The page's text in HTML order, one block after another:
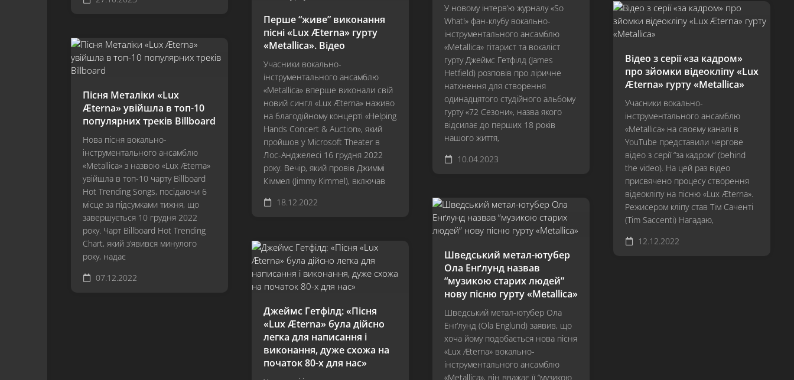
Garage
Inc.
St.
Anger
Death
Magnetic
Hardwired…
Self-
Destruct
S&M²
72
Seasons
У новому інтерв’ю журналу «So
What!» фан-клубу вокально-
інструментального ансамблю
«Metallica» гітарист та вокаліст
гурту Джеймс Гетфілд (James
Hetfield) розповів про ліричне
натхнення для створення
одинадцятого студійного альбому
гурту «72 Сезони», назва якого
відсилає до перших 18 років
нашого життя,
10.04.2023
Перше “живе” виконання
пісні «Lux Æterna» гурту
«Metallica». Відео
Учасники вокально-
інструментального ансамблю
«Metallica» вперше виконали свій
новий сингл «Lux Æterna» наживо
на благодійному концерті «Helping
Hands Concert & Auction», який
пройшов у Microsoft Theater в
Лос-Анджелесі 16 грудня 2022
року. Вечір, який провів Джиммі
Кіммел (Jimmy Kimmel), включав
18.12.2022
Відео з серії «за кадром»
про зйомки відеокліпу «Lux
Æterna» гурту «Metallica»
Учасники вокально-
інструментального ансамблю
«Metallica» на своєму каналі в
YouTube представили чергове
відео з серії “за кадром” (behind
the video). На цей раз відео
присвячено процесу створення
відеокліпу на пісню «Lux Æterna».
Режисером кліпу став Тім Саченті
(Tim Saccenti) Нагадаю,
12.12.2022
Пісня Металіки «Lux
Æterna» увійшла в топ-10
популярних треків Billboard
Нова пісня вокально-
інструментального ансамблю
«Metallica» з назвою «Lux Æterna»
увійшла в топ-10 чарту Billboard
Hot Trending Songs, посідаючи 6
місце за підсумками тижня, що
завершується 10 грудня 2022
року. Чарт Billboard Hot Trending
Chart, який з’явився минулого
року, надає
07.12.2022
Шведський метал-ютубер
Ола Енґлунд назвав
“музикою старих людей”
нову пісню гурту «Metallica»
Шведський метал-ютубер Ола
Енґлунд (Ola Englund) заявив, що
хоча йому подобається нова пісня
«Lux Æterna» вокально-
інструментального ансамблю
«Metallica», він вважає її “музикою
Джеймс Гетфілд: «Пісня
«Lux Æterna» була дійсно
легка для написання і
виконання, дуже схожа на
початок 80-х для нас»